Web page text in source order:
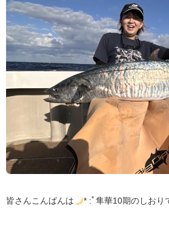
皆さんこんばんは * :ﾟ隼華10期のしおり